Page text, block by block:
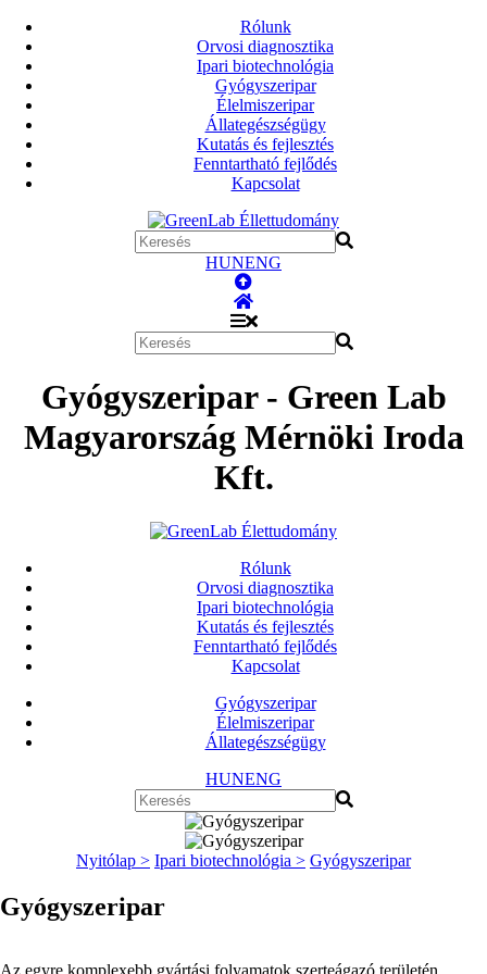
Rólunk
Orvosi diagnosztika
Ipari biotechnológia
Gyógyszeripar
Élelmiszeripar
Állategészségügy
Kutatás és fejlesztés
Fenntartható fejlődés
Kapcsolat
HUNENG
Gyógyszeripar - Green Lab
Magyarország Mérnöki Iroda
Kft.
Rólunk
Orvosi diagnosztika
Ipari biotechnológia
Kutatás és fejlesztés
Fenntartható fejlődés
Kapcsolat
Gyógyszeripar
Élelmiszeripar
Állategészségügy
HUNENG
Nyitólap > Ipari biotechnológia > Gyógyszeripar
Gyógyszeripar
Az egyre komplexebb gyártási folyamatok szerteágazó területén